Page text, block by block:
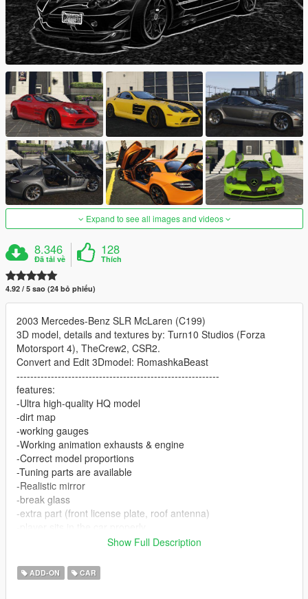
Expand to see all images and videos
8.346
Đã tải về
128
Thích
4.92 / 5 sao (24 bỏ phiếu)
2003 Mercedes-Benz SLR McLaren (C199)
3D model, details and textures by: Turn10 Studios (Forza
Motorsport 4), TheCrew2, CSR2.
Convert and Edit 3Dmodel: RomashkaBeast
-----------------------------------------------------------
features:
-Ultra high-quality HQ model
-dirt map
-working gauges
-Working animation exhausts & engine
-Correct model proportions
-Tuning parts are available
-Realistic mirror
-break glass
-extra part (front license plate, roof antenna)
-The archive contains additional rims
Changelogs:
1.1
Show Full Description
ADD-ON CAR